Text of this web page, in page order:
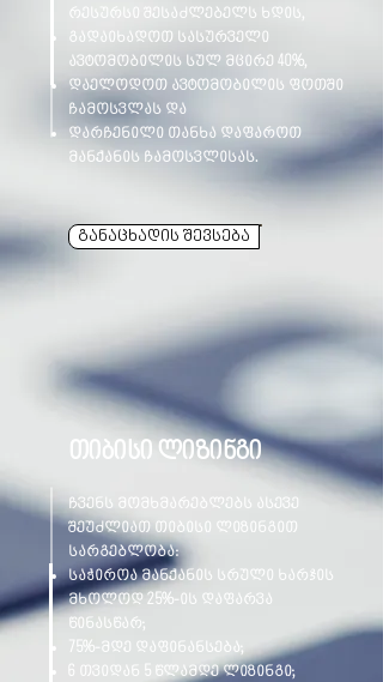
რესურსი შესაძლებელს ხდის,
გადაიხადოთ სასურველი
ავტომობილის სულ მცირე 40%,
დაელოდოთ ავტომობილის ფოთში
ჩამოსვლას და
დარჩენილი თანხა დაფაროთ
მანქანის ჩამოსვლისას.
განაცხადის შევსება
თიბისი ლიზინგი
ჩვენს მომხმარებლებს ასევე
შეუძლიათ თიბისი ლიზინგით
სარგებლობა:
საჭიროა მანქანის სრული ხარჯის
მხოლოდ 25%-ის დაფარვა
წინასწარ;
75%-მდე დაფინანსება;
6 თვიდან 5 წლამდე ლიზინგი;